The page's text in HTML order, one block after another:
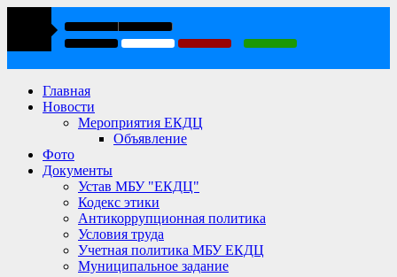
Главная
Новости
Мероприятия ЕКДЦ
Объявление
Фото
Документы
Устав МБУ "ЕКДЦ"
Кодекс этики
Антикоррупционная политика
Условия труда
Учетная политика МБУ ЕКДЦ
Муниципальное задание